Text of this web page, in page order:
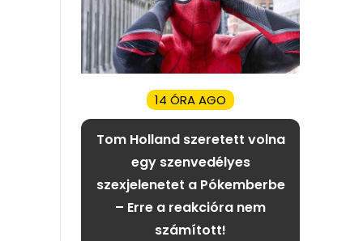
14 ÓRA AGO
Tom Holland szeretett volna
egy szenvedélyes
szexjelenetet a Pókemberbe
– Erre a reakcióra nem
számított!